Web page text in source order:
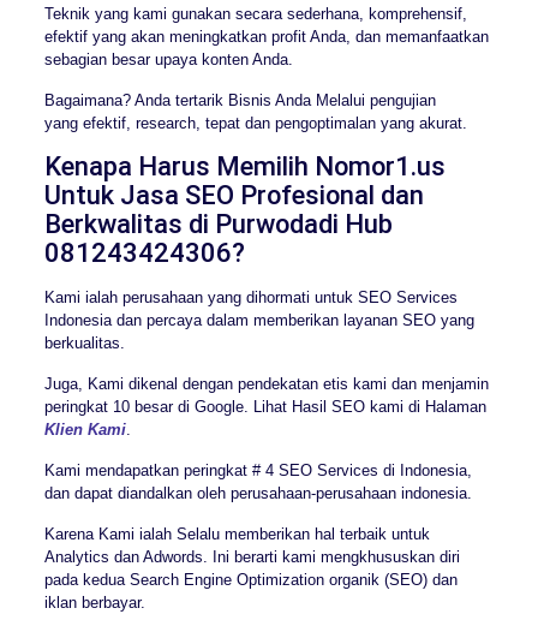
Teknik yang kami gunakan secara sederhana, komprehensif,
efektif yang akan meningkatkan profit Anda, dan memanfaatkan
sebagian besar upaya konten Anda.
Bagaimana? Anda tertarik Bisnis Anda Melalui pengujian
yang efektif, research, tepat dan pengoptimalan yang akurat.
Kenapa Harus Memilih Nomor1.us
Untuk Jasa SEO Profesional dan
Berkwalitas di Purwodadi Hub
081243424306?
Kami ialah perusahaan yang dihormati untuk SEO Services
Indonesia dan percaya dalam memberikan layanan SEO yang
berkualitas.
Juga, Kami dikenal dengan pendekatan etis kami dan menjamin
peringkat 10 besar di Google. Lihat Hasil SEO kami di Halaman
Klien Kami.
Kami mendapatkan peringkat # 4 SEO Services di Indonesia,
dan dapat diandalkan oleh perusahaan-perusahaan indonesia.
Karena Kami ialah Selalu memberikan hal terbaik untuk
Analytics dan Adwords. Ini berarti kami mengkhususkan diri
pada kedua Search Engine Optimization organik (SEO) dan
iklan berbayar.